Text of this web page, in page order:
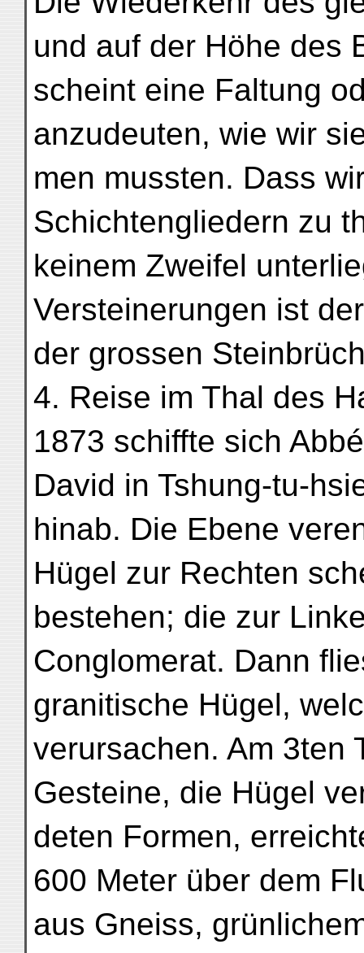
und auf der Höhe des
scheint eine Faltung
anzudeuten, wie wir
men mussten. Dass
Schichtengliedern zu
keinem Zweifel
Versteinerungen ist
der grossen
4. Reise im Thal des
1873 schiffte sich Abbé
David in Tshung-tu-
hinab. Die Ebene
Hügel zur Rechten
bestehen; die zur
Conglomerat. Dann
granitische Hügel,
verursachen. Am 3ten
Gesteine, die Hügel
deten Formen,
600 Meter über dem
aus Gneiss,